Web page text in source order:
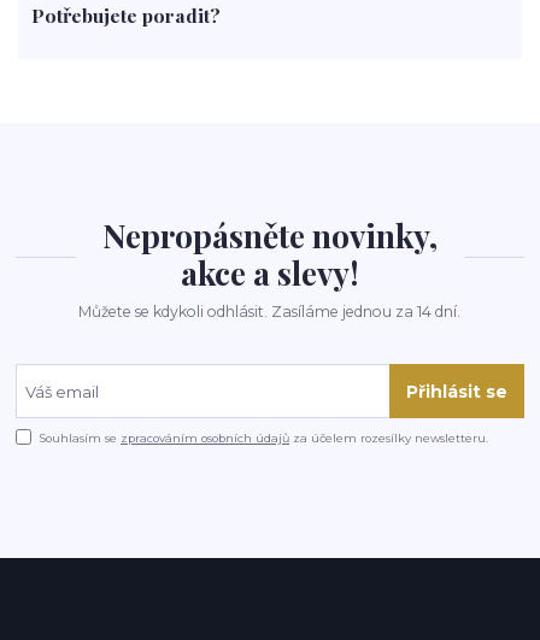
rohlíky
grilování čaj
Potřebujete poradit?
Nepropásněte novinky,
akce a slevy!
Můžete se kdykoli odhlásit. Zasíláme jednou za 14 dní.
Přihlásit se
Souhlasím se zpracováním osobních údajů za účelem rozesílky newsletteru.